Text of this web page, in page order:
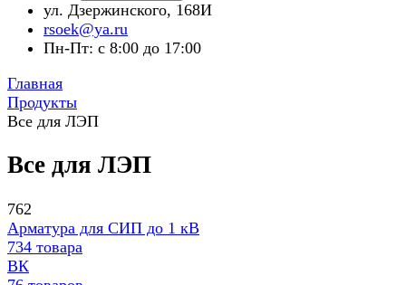
ул. Дзержинского, 168И
rsoek@ya.ru
Пн-Пт: с 8:00 до 17:00
Главная
Продукты
Все для ЛЭП
Все для ЛЭП
762
Арматура для СИП до 1 кВ
734 товара
ВК